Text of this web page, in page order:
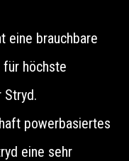
eine brauchbare
für höchste
Stryd.
powerbasiertes
eine sehr